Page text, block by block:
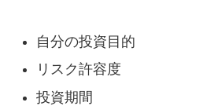
自分の投資目的
リスク許容度
投資期間